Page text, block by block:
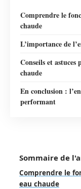
Comprendre le
chaude
L’importance de
Conseils et
chaude
En conclusion :
performant
Sommaire de
Comprendre le
eau chaude